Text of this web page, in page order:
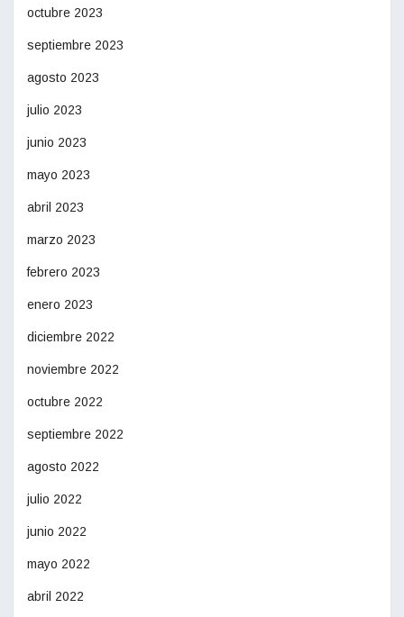
octubre 2023
septiembre 2023
agosto 2023
julio 2023
junio 2023
mayo 2023
abril 2023
marzo 2023
febrero 2023
enero 2023
diciembre 2022
noviembre 2022
octubre 2022
septiembre 2022
agosto 2022
julio 2022
junio 2022
mayo 2022
abril 2022